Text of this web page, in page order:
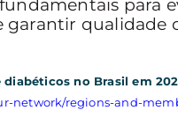
para
garantir qualidade
diabéticos no Brasil em
network/regions-and-